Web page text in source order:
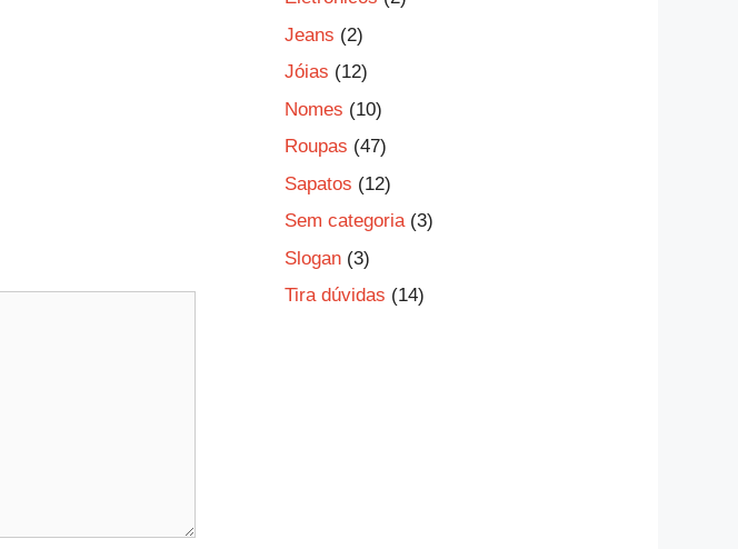
Jeans (2)
Jóias (12)
Nomes (10)
Roupas (47)
Sapatos (12)
Sem categoria(3)
Slogan (3)
Tira dúvidas (14)